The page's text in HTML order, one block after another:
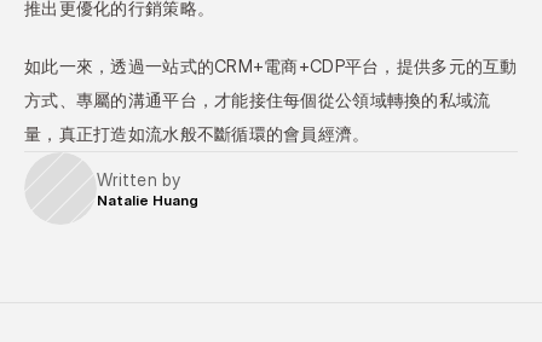
推出更優化的行銷策略。
如此一來，透過一站式的CRM+電商+CDP平台，提供多元的互動
方式、專屬的溝通平台，才能接住每個從公領域轉換的私域流
量，真正打造如流水般不斷循環的會員經濟。
Natalie Huang
Written by